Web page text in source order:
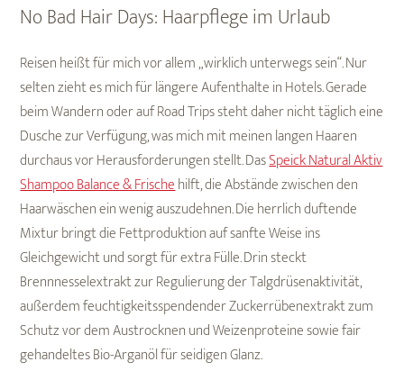
No Bad Hair Days: Haarpflege im Urlaub
Reisen heißt für mich vor allem „wirklich unterwegs sein“. Nur
selten zieht es mich für längere Aufenthalte in Hotels. Gerade
beim Wandern oder auf Road Trips steht daher nicht täglich eine
Dusche zur Verfügung, was mich mit meinen langen Haaren
durchaus vor Herausforderungen stellt. DasSpeick Natural Aktiv
Shampoo Balance & Frischehilft, die Abstände zwischen den
Haarwäschen ein wenig auszudehnen. Die herrlich duftende
Mixtur bringt die Fettproduktion auf sanfte Weise ins
Gleichgewicht und sorgt für extra Fülle. Drin steckt
Brennnesselextrakt zur Regulierung der Talgdrüsenaktivität,
außerdem feuchtigkeitsspendender Zuckerrübenextrakt zum
Schutz vor dem Austrocknen und Weizenproteine sowie fair
gehandeltes Bio-Arganöl für seidigen Glanz.